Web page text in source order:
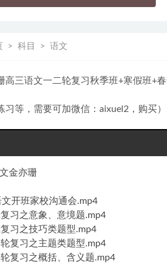
科目 语文
高三语文一二轮复习秋季班+寒假班+
习等，需要可加微信：aixuel2，购买）
金亦珊
开班家校沟通会.mp4
习之意象、意境题.mp4
习之技巧类题型.mp4
复习之主题类题型.mp4
复习之概括、含义题.mp4